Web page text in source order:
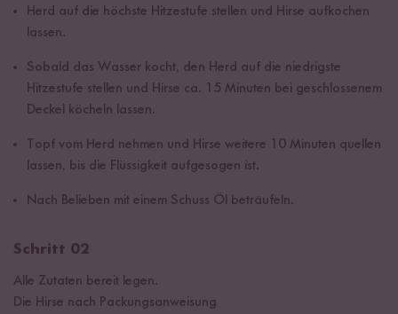
Herd auf die höchste Hitzestufe stellen und Hirse aufkochen
lassen.
Sobald das Wasser kocht, den Herd auf die niedrigste
Hitzestufe stellen und Hirse ca. 15 Minuten bei geschlossenem
Deckel köcheln lassen.
Topf vom Herd nehmen und Hirse weitere 10 Minuten quellen
lassen, bis die Flüssigkeit aufgesogen ist.
Nach Belieben mit einem Schuss Öl beträufeln.
Schritt 02
Alle Zutaten bereit legen.
Die Hirse nach Packungsanweisung